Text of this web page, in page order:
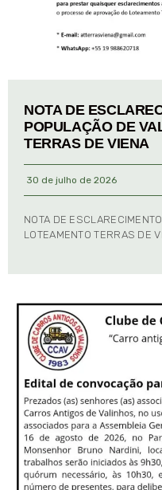
NOTA DE
POPULAÇÃO DE
TERRAS DE VIENA
30 de julho de 2026
NOTA DE
LOTEAMENTO TERRAS DE